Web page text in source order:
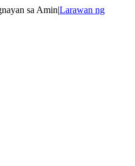
sa Amin|Larawan ng